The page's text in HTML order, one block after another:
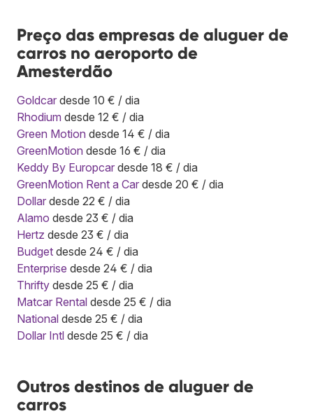
Preço das empresas de aluguer de
carros no aeroporto de
Amesterdão
Goldcar desde 10 € / dia
Rhodium desde 12 € / dia
Green Motion desde 14 € / dia
GreenMotion desde 16 € / dia
Keddy By Europcar desde 18 € / dia
GreenMotion Rent a Car desde 20 € / dia
Dollar desde 22 € / dia
Alamo desde 23 € / dia
Hertz desde 23 € / dia
Budget desde 24 € / dia
Enterprise desde 24 € / dia
Thrifty desde 25 € / dia
Matcar Rental desde 25 € / dia
National desde 25 € / dia
Dollar Intl desde 25 € / dia
Outros destinos de aluguer de
carros